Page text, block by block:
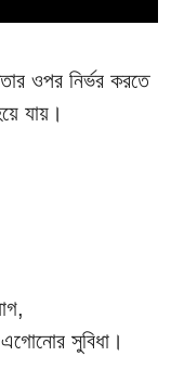
ওপর নির্ভর করতে
যায়।
সুবিধা।